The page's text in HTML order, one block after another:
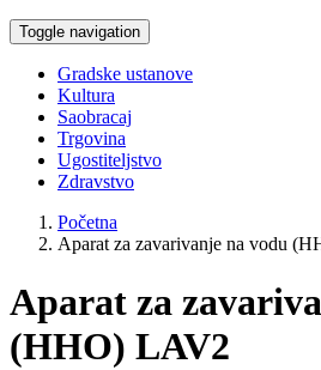
Toggle navigation
Gradske ustanove
Kultura
Saobracaj
Trgovina
Ugostiteljstvo
Zdravstvo
Početna
Aparat za zavarivanje na vodu
Aparat za
(HHO) LAV2